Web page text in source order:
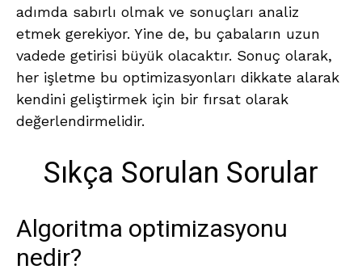
adımda sabırlı olmak ve sonuçları analiz
etmek gerekiyor. Yine de, bu çabaların uzun
vadede getirisi büyük olacaktır. Sonuç olarak,
her işletme bu optimizasyonları dikkate alarak
kendini geliştirmek için bir fırsat olarak
değerlendirmelidir.
Sıkça Sorulan Sorular
Algoritma optimizasyonu
nedir?